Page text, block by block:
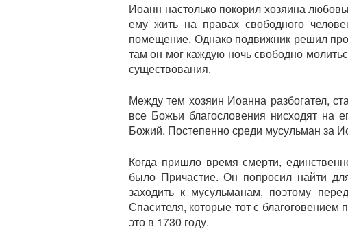
Иоанн настолько покорил хозяина
ему жить на правах свободного
помещение. Однако подвижник решил
там он мог каждую ночь свободно
существования.
Между тем хозяин Иоанна разбогател,
все Божьи благословения нисходят на
Божий. Постепенно среди мусульман за
Когда пришло время смерти,
было Причастие. Он попросил найти
заходить к мусульманам, поэтому
Спасителя, которые тот с
это в 1730 году.